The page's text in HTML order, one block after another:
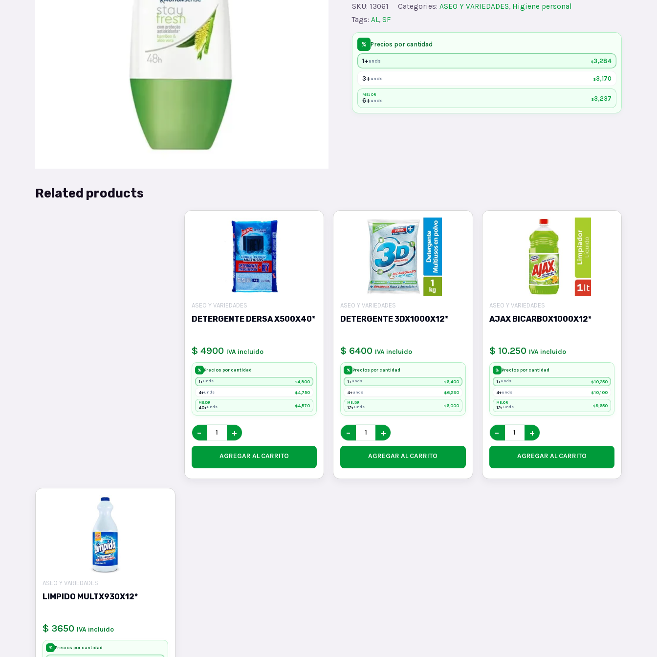
SKU: 13061 Categories: ASEO Y VARIEDADES, Higiene personal
Tags: AL, SF
% Precios por cantidad
1+unds $3,284
3+unds $3,170
MEJOR
6+unds $3,237
Related products
ASEO Y VARIEDADES
DETERGENTE DERSA X500X40*
$ 4900 IVA incluido
% Precios por cantidad
1+unds $4,900
4+unds $4,750
MEJOR
40+unds $4,570
− +
AGREGAR AL CARRITO
ASEO Y VARIEDADES
DETERGENTE 3DX1000X12*
$ 6400 IVA incluido
% Precios por cantidad
1+unds $6,400
4+unds $6,290
MEJOR
12+unds $6,000
− +
AGREGAR AL CARRITO
ASEO Y VARIEDADES
AJAX BICARBOX1000X12*
$ 10.250 IVA incluido
% Precios por cantidad
1+unds $10,250
4+unds $10,100
MEJOR
12+unds $9,650
− +
AGREGAR AL CARRITO
ASEO Y VARIEDADES
LIMPIDO MULTX930X12*
$ 3650 IVA incluido
% Precios por cantidad